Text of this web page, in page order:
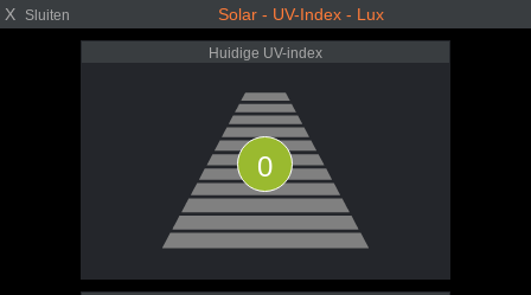
X Sluiten Solar - UV-Index - Lux
Huidige UV-index
0